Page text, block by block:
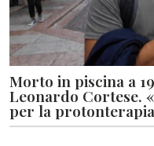
Morto in piscina a
Leonardo Cortese.
per la